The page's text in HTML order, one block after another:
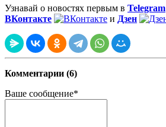
Узнавай о новостях первым в Telegram
ВКонтакте
и Дзен
Комментарии (6)
Ваше сообщение*